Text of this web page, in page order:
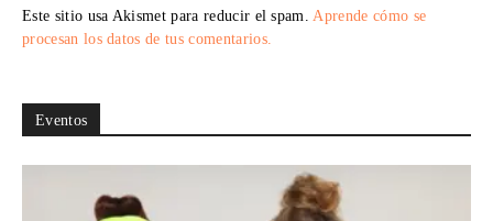
Este sitio usa Akismet para reducir el spam. Aprende cómo se
procesan los datos de tus comentarios.
Eventos